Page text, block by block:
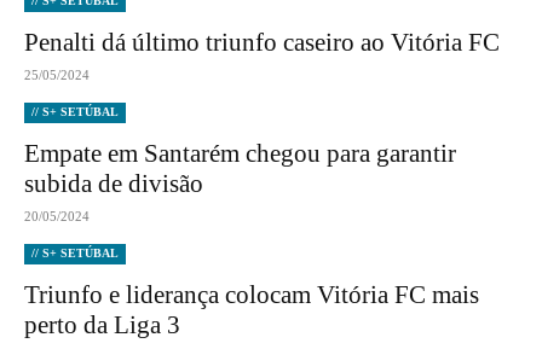
Penalti dá último triunfo caseiro ao Vitória FC
25/05/2024
// S+ SETÚBAL
Empate em Santarém chegou para garantir
subida de divisão
20/05/2024
// S+ SETÚBAL
Triunfo e liderança colocam Vitória FC mais
perto da Liga 3